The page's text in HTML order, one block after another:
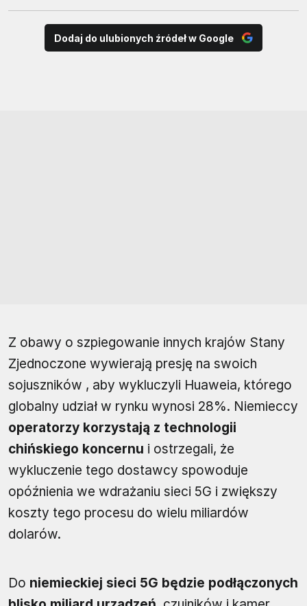
Dodaj do ulubionych źródeł w Google
Z obawy o szpiegowanie innych krajów Stany
Zjednoczone wywierają presję na swoich
sojuszników , aby wykluczyli Huaweia, którego
globalny udział w rynku wynosi 28%. Niemieccy
operatorzy korzystają z technologii
chińskiego koncernu i ostrzegali, że
wykluczenie tego dostawcy spowoduje
opóźnienia we wdrażaniu sieci 5G i zwiększy
koszty tego procesu do wielu miliardów
dolarów.
Do niemieckiej sieci 5G będzie podłączonych